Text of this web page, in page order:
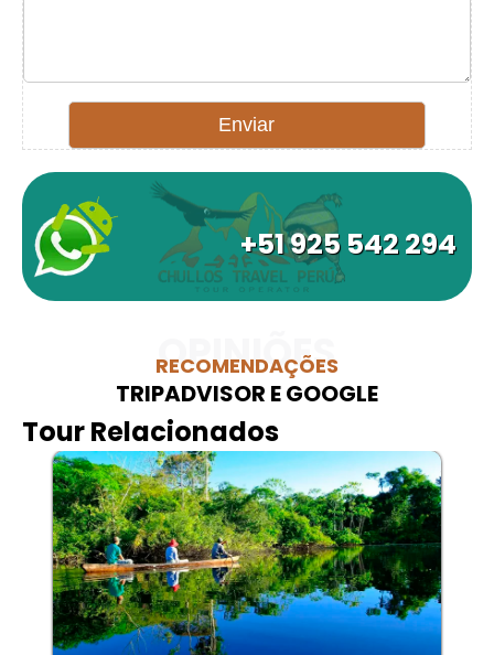
+51 925 542 294
OPINIÕES
RECOMENDAÇÕES
TRIPADVISOR E GOOGLE
Tour Relacionados